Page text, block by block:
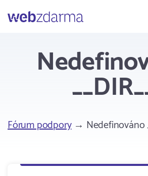
Webzdarma
Fórum podpory→ Nedefinováno